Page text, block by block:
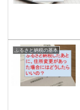
ふるさと納税の基本